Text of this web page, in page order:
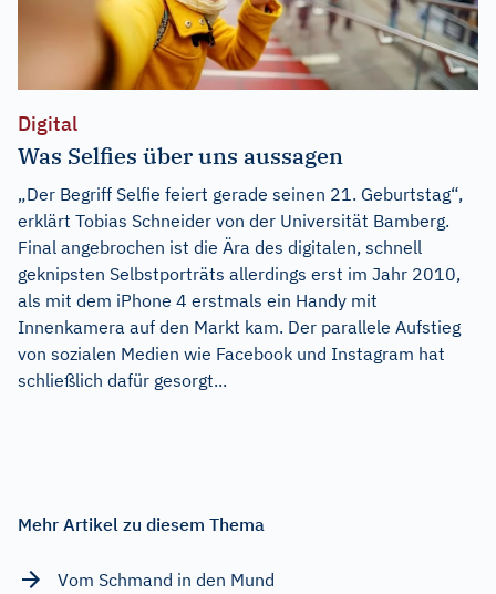
Digital
Was Selfies über uns aussagen
„Der Begriff Selfie feiert gerade seinen 21. Geburtstag“,
erklärt Tobias Schneider von der Universität Bamberg.
Final angebrochen ist die Ära des digitalen, schnell
geknipsten Selbstporträts allerdings erst im Jahr 2010,
als mit dem iPhone 4 erstmals ein Handy mit
Innenkamera auf den Markt kam. Der parallele Aufstieg
von sozialen Medien wie Facebook und Instagram hat
schließlich dafür gesorgt...
Mehr Artikel zu diesem Thema
Vom Schmand in den Mund